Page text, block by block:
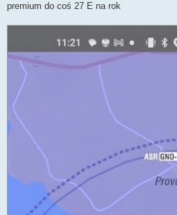
premium do coś 27 E na rok